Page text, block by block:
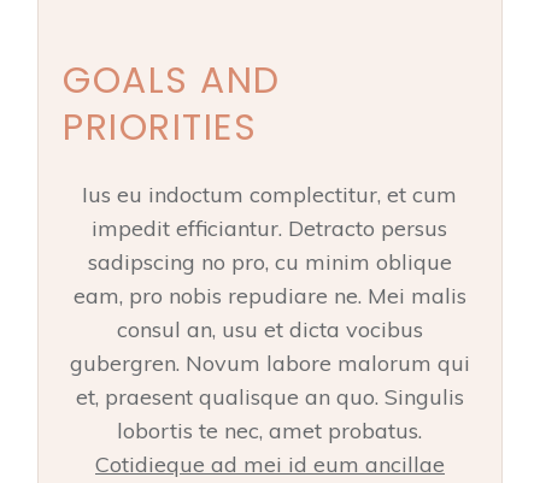
GOALS AND
PRIORITIES
Ius eu indoctum complectitur, et cum
impedit efficiantur. Detracto persus
sadipscing no pro, cu minim oblique
eam, pro nobis repudiare ne. Mei malis
consul an, usu et dicta vocibus
gubergren. Novum labore malorum qui
et, praesent qualisque an quo. Singulis
lobortis te nec, amet probatus.
Cotidieque ad mei id eum ancillae